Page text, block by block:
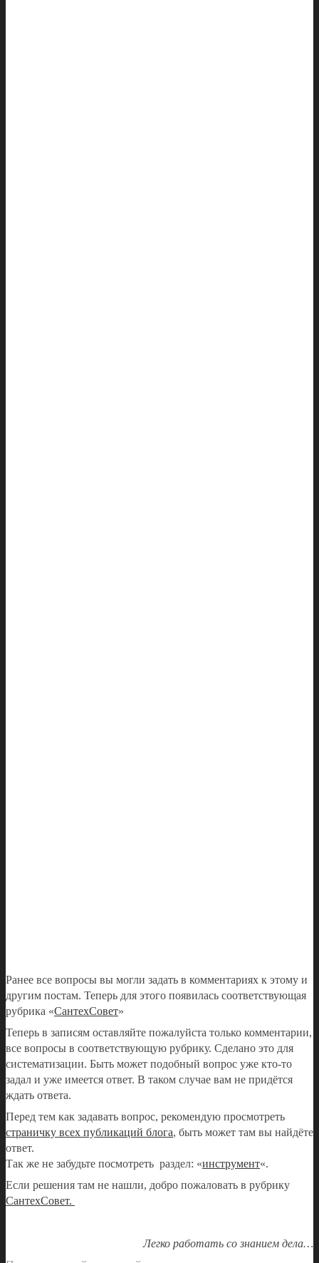
Ранее все вопросы вы могли задать в комментариях к этому и
другим постам. Теперь для этого появилась соответствующая
рубрика «СантехСовет»
Теперь в записям оставляйте пожалуйста только комментарии,
все вопросы в соответствующую рубрику. Сделано это для
систематизации. Быть может подобный вопрос уже кто-то
задал и уже имеется ответ. В таком случае вам не придётся
ждать ответа.
Перед тем как задавать вопрос, рекомендую просмотреть
страничку всех публикаций блога, быть может там вы найдёте
ответ.
Так же не забудьте посмотреть раздел: «инструмент«.
Если решения там не нашли, добро пожаловать в рубрику
СантехСовет.
Легко работать со знанием дела…